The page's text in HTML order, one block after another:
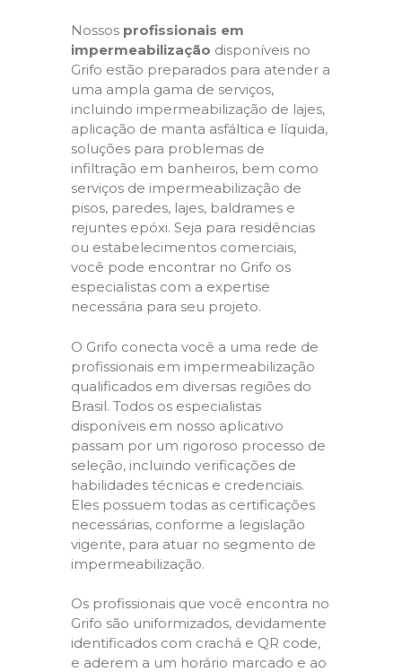
Nossos profissionais em
impermeabilização disponíveis no
Grifo estão preparados para atender a
uma ampla gama de serviços,
incluindo impermeabilização de lajes,
aplicação de manta asfáltica e líquida,
soluções para problemas de
infiltração em banheiros, bem como
serviços de impermeabilização de
pisos, paredes, lajes, baldrames e
rejuntes epóxi. Seja para residências
ou estabelecimentos comerciais,
você pode encontrar no Grifo os
especialistas com a expertise
necessária para seu projeto.
O Grifo conecta você a uma rede de
profissionais em impermeabilização
qualificados em diversas regiões do
Brasil. Todos os especialistas
disponíveis em nosso aplicativo
passam por um rigoroso processo de
seleção, incluindo verificações de
habilidades técnicas e credenciais.
Eles possuem todas as certificações
necessárias, conforme a legislação
vigente, para atuar no segmento de
impermeabilização.
Os profissionais que você encontra no
Grifo são uniformizados, devidamente
identificados com crachá e QR code,
e aderem a um horário marcado e ao